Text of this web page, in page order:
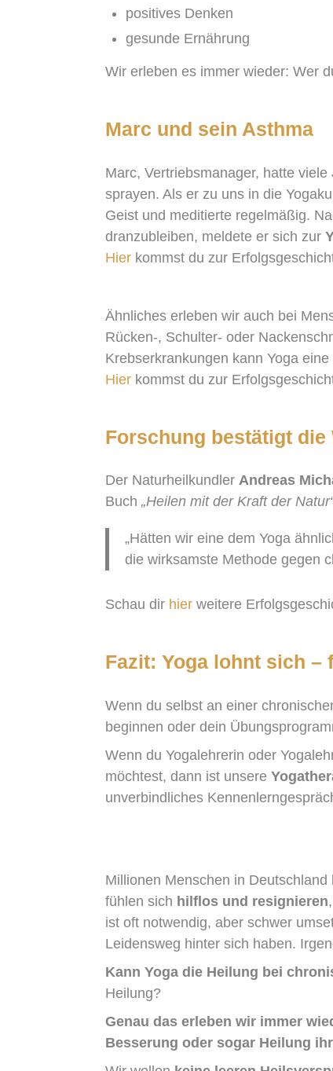
positives Denken
gesunde Ernährung
Wir erleben es immer wieder: Wer
Marc und sein Asthma
Marc, Vertriebsmanager, hatte
sprayen. Als er zu uns in die
Geist und meditierte regelmäßig.
dranzubleiben, meldete er sich zur
Hier kommst du zur
Ähnliches erleben wir auch bei
Rücken-, Schulter- oder
Krebserkrankungen kann Yoga
Hier kommst du zur
Forschung bestätigt die
Der NaturheilkundlerAndreas
Buch„Heilen mit der Kraft der
„Hätten wir eine dem Yoga
die wirksamste Methode gegen
Schau dir hier weitere
Fazit: Yoga lohnt sich –
Wenn du selbst an einer
beginnen oder dein
Wenn du Yogalehrerin oder
möchtest, dann ist unsere
unverbindliches
Millionen Menschen in
fühlen sich hilflos und resignieren
ist oft notwendig, aber schwer
Leidensweg hinter sich haben.
Kann Yoga die Heilung bei
Heilung?
Genau das erleben wir immer
Besserung oder sogar Heilung